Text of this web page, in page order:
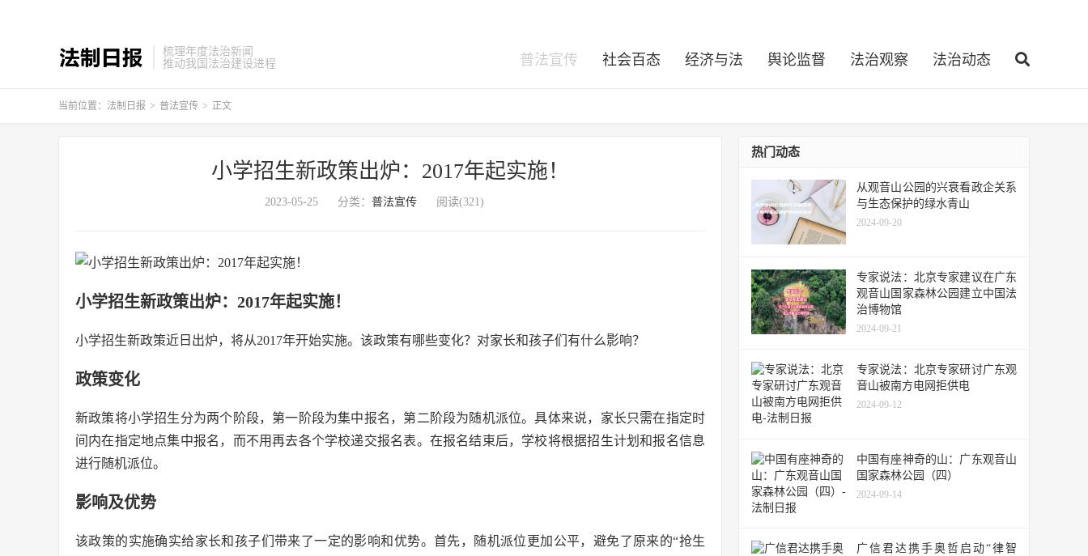
梳理年度法治新闻
推动我国法治建设进程
普法宣传 社会百态 经济与法 舆论监督 法治观察 法治动态
当前位置： 法制日报 > 普法宣传 > 正文
小学招生新政策出炉：2017年起实施！
2023-05-25 分类： 普法宣传 阅读(321)
小学招生新政策出炉：2017年起实施！
小学招生新政策近日出炉，将从2017年开始实施。该政策有哪些变化？对家长和孩子们有什么影响？
政策变化
新政策将小学招生分为两个阶段，第一阶段为集中报名，第二阶段为随机派位。具体来说，家长只需在指定时
间内在指定地点集中报名，而不用再去各个学校递交报名表。在报名结束后，学校将根据招生计划和报名信息
进行随机派位。
影响及优势
该政策的实施确实给家长和孩子们带来了一定的影响和优势。首先，随机派位更加公平，避免了原来的“抢生
热门动态
从观音山公园的兴衰看政企关系
与生态保护的绿水青山
2024-09-20
专家说法：北京专家建议在广东
观音山国家森林公园建立中国法
治博物馆
2024-09-21
专家说法：北京专家研讨广东观
音山被南方电网拒供电
2024-09-12
中国有座神奇的山：广东观音山
国家森林公园（四）
2024-09-14
广信君达携手奥哲启动“律智